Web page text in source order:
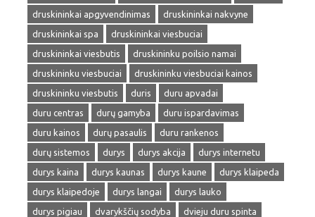
druskininkai apgyvendinimas
druskininkai nakvyne
druskininkai spa
druskininkai viesbuciai
druskininkai viesbutis
druskininku poilsio namai
druskininku viesbuciai
druskininku viesbuciai kainos
druskininku viesbutis
duris
duru apvadai
duru centras
durų gamyba
duru ispardavimas
duru kainos
durų pasaulis
duru rankenos
durų sistemos
durys durys akcija
durys internetu
durys kaina
durys kaunas durys kaune
durys klaipeda
durys klaipedoje
durys langai
durys lauko
durys pigiau
dvarykščių sodyba
dvieju duru spinta